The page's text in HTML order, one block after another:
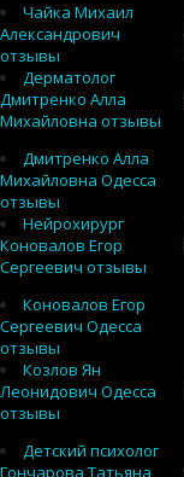
Чайка Михаил
Александрович
отзывы
Дерматолог
Дмитренко Алла
Михайловна отзывы
Дмитренко Алла
Михайловна Одесса
отзывы
Нейрохирург
Коновалов Егор
Сергеевич отзывы
Коновалов Егор
Сергеевич Одесса
отзывы
Козлов Ян
Леонидович Одесса
отзывы
Детский психолог
Гончарова Татьяна